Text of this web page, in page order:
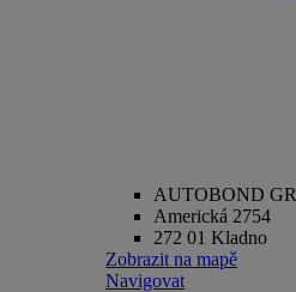
AUTOBOND
Americká 2754
272 01 Kladno
Zobrazit na mapě
Navigovat